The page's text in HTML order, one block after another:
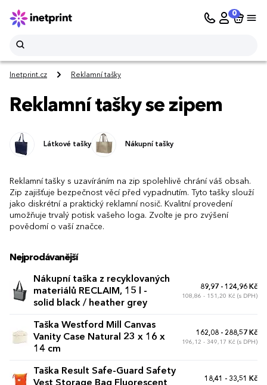
0
Inetprint.cz Reklamní tašky
Reklamní tašky se zipem
Látkové tašky Nákupní tašky
Reklamní tašky s uzavíráním na zip spolehlivě chrání váš obsah.
Zip zajišťuje bezpečnost věcí před vypadnutím. Tyto tašky slouží
jako diskrétní a praktický reklamní nosič. Kvalitní provedení
umožňuje trvalý potisk vašeho loga. Zvolte je pro zvýšení
povědomí o vaší značce.
Nejprodávanější
Nákupní taška z recyklovaných
materiálů RECLAIM, 15 l -
solid black / heather grey
89,97 - 124,96 Kč
108,86 - 151,20 Kč (s DPH)
Taška Westford Mill Canvas
Vanity Case Natural 23 x 16 x
14 cm
162,08 - 288,57 Kč
196,12 - 349,17 Kč (s DPH)
Taška Result Safe-Guard Safety
18,41 - 33,51 Kč